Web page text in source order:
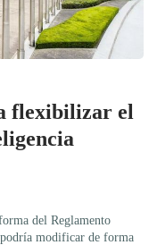
flexibilizar el
del Reglamento
modificar de forma